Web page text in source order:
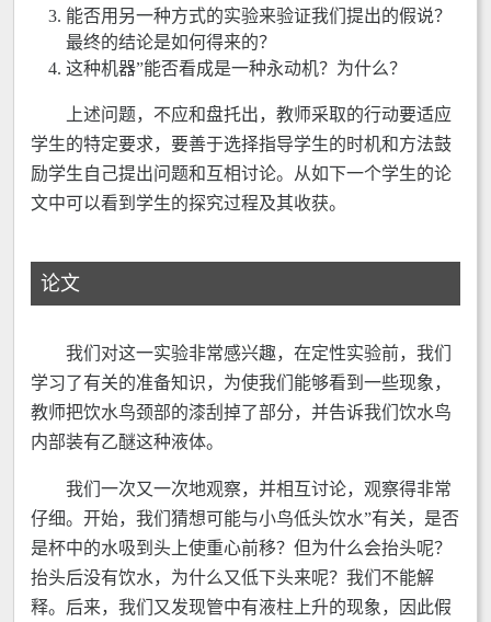
能否用另一种方式的实验来验证我们提出的假说？
最终的结论是如何得来的？
这种机器”能否看成是一种永动机？为什么？
上述问题，不应和盘托出，教师采取的行动要适应
学生的特定要求，要善于选择指导学生的时机和方法鼓
励学生自己提出问题和互相讨论。从如下一个学生的论
文中可以看到学生的探究过程及其收获。
论文
我们对这一实验非常感兴趣，在定性实验前，我们
学习了有关的准备知识，为使我们能够看到一些现象，
教师把饮水鸟颈部的漆刮掉了部分，并告诉我们饮水鸟
内部装有乙醚这种液体。
我们一次又一次地观察，并相互讨论，观察得非常
仔细。开始，我们猜想可能与小鸟低头饮水”有关，是否
是杯中的水吸到头上使重心前移？但为什么会抬头呢？
抬头后没有饮水，为什么又低下头来呢？我们不能解
释。后来，我们又发现管中有液柱上升的现象，因此假